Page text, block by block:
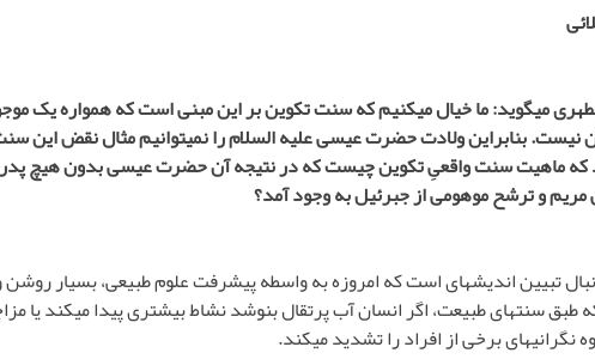
می­گوید: ما خیال می­کنیم که سنت تکوین بر این مبنی است که همواره یک
بنابراین ولادت حضرت عیسی علیه السلام را نمی­توانیم مثال نقض این
ماهیت سنت واقعیِ تکوین چیست که در نتیجه آن حضرت عیسی بدون هیچ پدری
و ترشح موهومی از جبرئیل به وجود آمد؟
تبیین اندیشه­ای است که امروزه به واسطه پیش­رفت علوم طبیعی، بسیار
طبق سنت­های طبیعت، اگر انسان آب پرتقال بنوشد نشاط بیشتری پیدا می­کند یا
نگرانی­های برخی از افراد را تشدید می­کند.